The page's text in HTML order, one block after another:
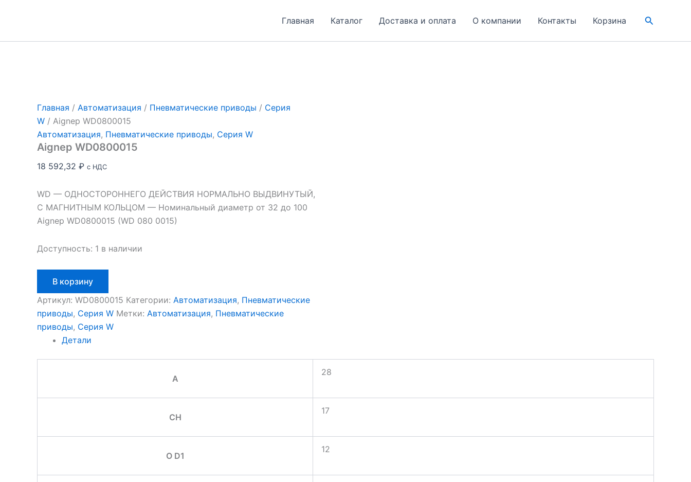
Главная Каталог Доставка и оплата О компании Контакты Корзина Поиск
Главная / Автоматизация / Пневматические приводы / Серия
W / Aignep WD0800015
Автоматизация, Пневматические приводы, Серия W
Aignep WD0800015
18 592,32 ₽ с НДС
WD — ОДНОСТОРОННЕГО ДЕЙСТВИЯ НОРМАЛЬНО ВЫДВИНУТЫЙ,
С МАГНИТНЫМ КОЛЬЦОМ — Номинальный диаметр от 32 до 100
Aignep WD0800015 (WD 080 0015)
Доступность: 1 в наличии
товара
Aignep
WD0800015
В корзину
Артикул: WD0800015 Категории: Автоматизация, Пневматические
приводы, Серия W Метки: Автоматизация, Пневматические
приводы, Серия W
Детали
A
28
CH
17
O D1
12